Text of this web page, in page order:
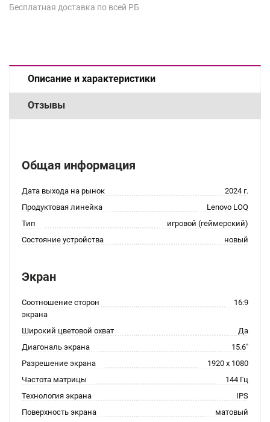
Бесплатная доставка по всей РБ
Описание и характеристики
Отзывы
Общая информация
Дата выхода на рынок
2024 г.
Продуктовая линейка
Lenovo LOQ
Тип
игровой (геймерский)
Состояние устройства
новый
Экран
Соотношение сторон
экрана
16:9
Широкий цветовой охват
Да
Диагональ экрана
15.6"
Разрешение экрана
1920 x 1080
Частота матрицы
144 Гц
Технология экрана
IPS
Поверхность экрана
матовый